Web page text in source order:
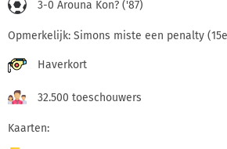
3-0 Arouna Kon? ('87)
Opmerkelijk: Simons miste een penalty
Haverkort
32.500 toeschouwers
Kaarten: